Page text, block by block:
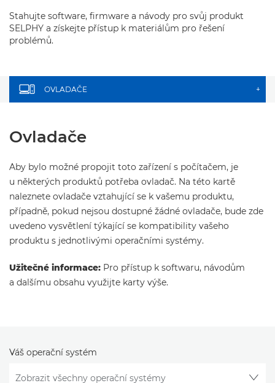
Stahujte software, firmware a návody pro svůj produkt
SELPHY a získejte přístup k materiálům pro řešení
problémů.
OVLADAČE +
Ovladače
Aby bylo možné propojit toto zařízení s počítačem, je
u některých produktů potřeba ovladač. Na této kartě
naleznete ovladače vztahující se k vašemu produktu,
případně, pokud nejsou dostupné žádné ovladače, bude zde
uvedeno vysvětlení týkající se kompatibility vašeho
produktu s jednotlivými operačními systémy.
Užitečné informace: Pro přístup k softwaru, návodům
a dalšímu obsahu využijte karty výše.
Váš operační systém